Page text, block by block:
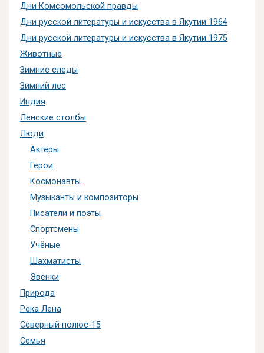
Дни Комсомольской правды
Дни русской литературы и искусства в Якутии 1964
Дни русской литературы и искусства в Якутии 1975
Животные
Зимние следы
Зимний лес
Индия
Ленские столбы
Люди
Актёры
Герои
Космонавты
Музыканты и композиторы
Писатели и поэты
Спортсмены
Учёные
Шахматисты
Эвенки
Природа
Река Лена
Северный полюс-15
Семья